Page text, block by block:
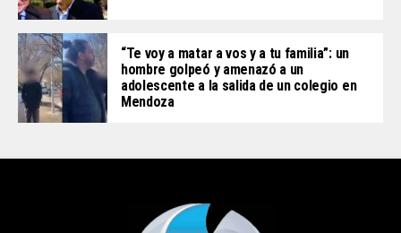
“Te voy a matar a vos y a tu familia”: un
hombre golpeó y amenazó a un
adolescente a la salida de un colegio en
Mendoza